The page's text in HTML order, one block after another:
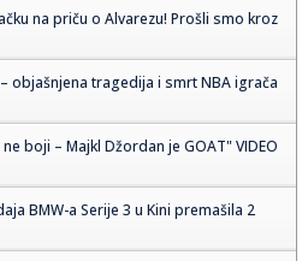
na priču o Alvarezu! Prošli smo kroz
objašnjena tragedija i smrt NBA igrača
boji – Majkl Džordan je GOAT" VIDEO
BMW-a Serije 3 u Kini premašila 2